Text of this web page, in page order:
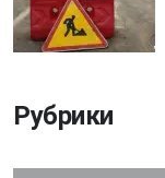
Рубрики